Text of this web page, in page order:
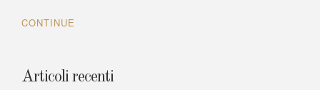
CONTINUE
Articoli recenti